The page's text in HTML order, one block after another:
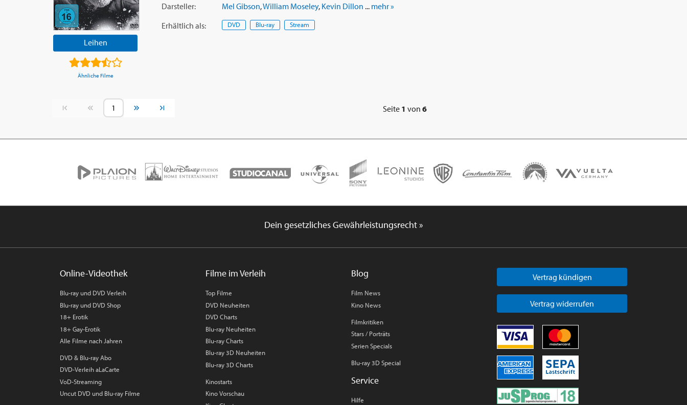
Leihen
Ähnliche Filme
Darsteller:
Mel Gibson,William Moseley, Kevin Dillon ... mehr »
Erhältlich als: DVD Blu-ray Stream
Vorherige Seite Nächste Seite Seite 1 von 6
Dein gesetzliches Gewährleistungsrecht »
Online-Videothek
Blu-ray und DVD Verleih
Blu-ray und DVD Shop
18+ Erotik
18+ Gay-Erotik
Alle Filme nach Jahren
DVD & Blu-ray Abo
DVD-Verleih aLaCarte
VoD-Streaming
Uncut DVD und Blu-ray Filme
Filme im Verleih
Top Filme
DVD Neuheiten
DVD Charts
Blu-ray Neuheiten
Blu-ray Charts
Blu-ray 3D Neuheiten
Blu-ray 3D Charts
Kinostarts
Kino Vorschau
Blog
Film News
Kino News
Filmkritiken
Stars / Porträts
Serien Specials
Blu-ray 3D Special
Service
Hilfe
Vertrag kündigen
Vertrag widerrufen